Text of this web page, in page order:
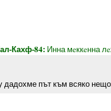
Кахф-84: Инна мeккeнна
дадохме път към всяко